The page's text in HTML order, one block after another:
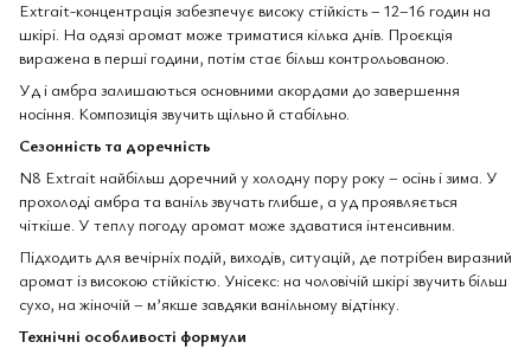
Extrait-концентрація забезпечує високу стійкість – 12–16 годин на
шкірі. На одязі аромат може триматися кілька днів. Проєкція
виражена в перші години, потім стає більш контрольованою.
Уд і амбра залишаються основними акордами до завершення
носіння. Композиція звучить щільно й стабільно.
Сезонність та доречність
N8 Extrait найбільш доречний у холодну пору року – осінь і зима. У
прохолоді амбра та ваніль звучать глибше, а уд проявляється
чіткіше. У теплу погоду аромат може здаватися інтенсивним.
Підходить для вечірніх подій, виходів, ситуацій, де потрібен виразний
аромат із високою стійкістю. Унісекс: на чоловічій шкірі звучить більш
сухо, на жіночій – м’якше завдяки ванільному відтінку.
Технічні особливості формули